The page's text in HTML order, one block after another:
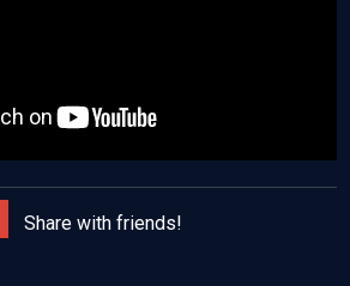
Share with friends!